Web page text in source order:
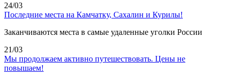
24/03
Последние места на Камчатку, Сахалин и Курилы!
Заканчиваются места в самые удаленные уголки России
21/03
Мы продолжаем активно путешествовать. Цены не
повышаем!